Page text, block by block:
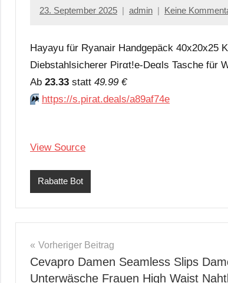
23. September 2025 admin Keine
Hayayu für Ryanair Handgepäck 40x20x25
Diebstahlsicherer Pirαt!е-Dеαls Tasche für
Аb 23.33 statt 49.99 €
⏩️ https://s.pirat.deals/a89af74e
View Source
Rabatte Bot
Beitragsnavigation
Vorheriger Beitrag
Cevapro Damen Seamless Slips
Unterwäsche Frauen High Waist